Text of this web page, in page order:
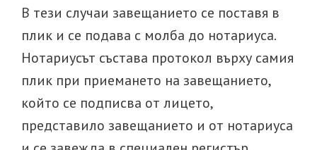
В тези случаи завещанието се поставя в
плик и се подава с молба до нотариуса.
Нотариусът състава протокол върху самия
плик при приемането на завещанието,
който се подписва от лицето,
представило завещанието и от нотариуса